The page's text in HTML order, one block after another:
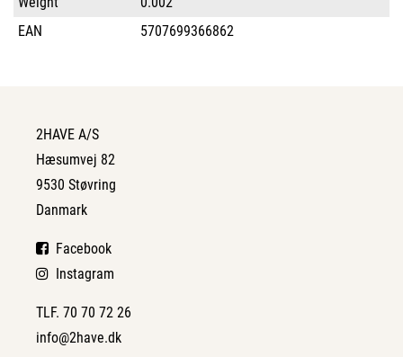
EAN
5707699366862
2HAVE A/S
Hæsumvej 82
9530 Støvring
Danmark
Facebook
Instagram
TLF. 70 70 72 26
info@2have.dk